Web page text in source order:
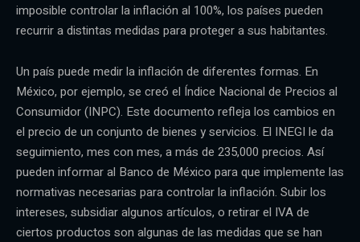
imposible controlar la inflación al 100%, los países pueden
recurrir a distintas medidas para proteger a sus habitantes.
Un país puede medir la inflación de diferentes formas. En
México, por ejemplo, se creó el Índice Nacional de Precios al
Consumidor (INPC). Este documento refleja los cambios en
el precio de un conjunto de bienes y servicios. El INEGI le da
seguimiento, mes con mes, a más de 235,000 precios. Así
pueden informar al Banco de México para que implemente las
normativas necesarias para controlar la inflación. Subir los
intereses, subsidiar algunos artículos, o retirar el IVA de
ciertos productos son algunas de las medidas que se han